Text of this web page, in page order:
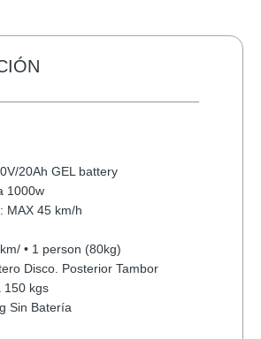
20Ah GEL battery
1000w
MAX 45 km/h
• 1 person (80kg)
Disco. Posterior Tambor
150 kgs
Sin Batería